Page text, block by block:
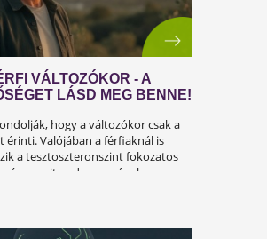
PROBLÉMÁJA:
TÜNETEI ÉS LEHETSÉGES
MEGOLDÁSAI
vagy más néven a szexuális
Nem csupán a testi egészséget,
az önbecsülést is befolyásolja.